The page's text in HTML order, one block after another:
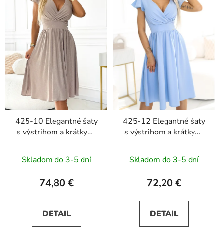
425-10 Elegantné šaty
s výstrihom a krátkymi
béžové s trblietkami
Skladom do 3-5 dní
74,80 €
DETAIL
425-12 Elegantné šaty
s výstrihom a krátkymi
svetlomodré
Skladom do 3-5 dní
72,20 €
DETAIL